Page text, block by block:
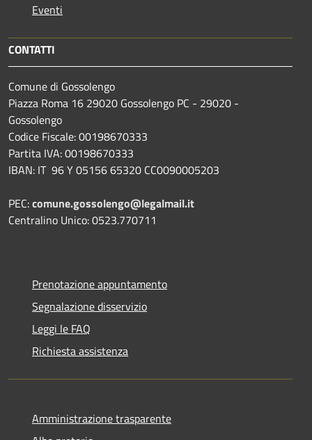
Eventi
CONTATTI
Comune di Gossolengo
Piazza Roma 16 29020 Gossolengo PC - 29020 -
Gossolengo
Codice Fiscale: 00198670333
Partita IVA: 00198670333
IBAN: IT 96 Y 05156 65320 CC0090005203
PEC:comune.gossolengo@legalmail.it
Centralino Unico: 0523.770711
Prenotazione appuntamento
Segnalazione disservizio
Leggi le FAQ
Richiesta assistenza
Amministrazione trasparente